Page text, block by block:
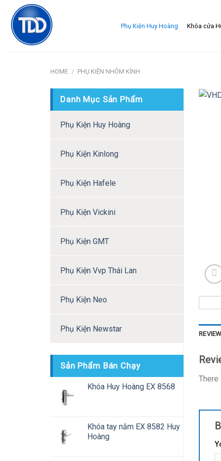
content
Phụ Kiện Huy Hoàng Khóa cửa
HOME / PHỤ KIỆN NHÔM KÍNH
Danh Mục Sản Phẩm
Phụ Kiện Huy Hoàng
Phụ Kiện Kinlong
Phụ Kiện Hafele
Phụ Kiện Vickini
Phụ Kiện GMT
Phụ Kiện Vvp Thái Lan
Phụ Kiện Neo
Phụ Kiện Newstar
Sản Phẩm Bán Chạy
Khóa Huy Hoàng EX 8568
Khóa tay nắm EX 8582 Huy
Hoàng
There